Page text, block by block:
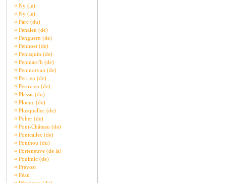
¤ Ny (le)
¤ Ny (le)
¤ Parc (du)
¤ Penalen (de)
¤ Penguern (de)
¤ Penhoet (de)
¤ Penisquin (de)
¤ Penmarc'h (de)
¤ Penmorvan (de)
¤ Perrien (de)
¤ Pestivien (de)
¤ Plessis (du)
¤ Ploeuc (de)
¤ Plusquellec (de)
¤ Poher (de)
¤ Pont-Château (de)
¤ Pontcallec (de)
¤ Ponthou (du)
¤ Porteneuve (de la)
¤ Poulmic (de)
¤ Prévost
¤ Péan